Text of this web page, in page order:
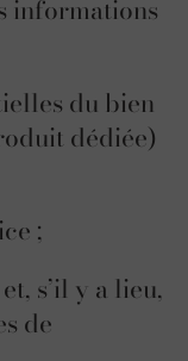
informations
du bien
dédiée)
;
s’il y a lieu,
de